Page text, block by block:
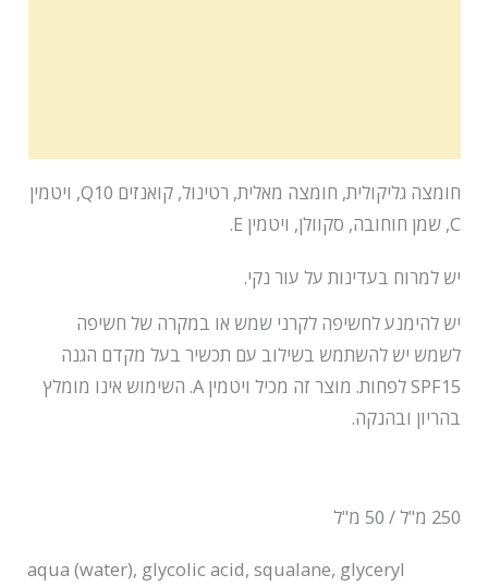
חומצה גליקולית, חומצה מאלית, רטינול, קואנזים Q10, ויטמין
C, שמן חוחובה, סקוולן, ויטמין E.
יש למרוח בעדינות על עור נקי.
יש להימנע לחשיפה לקרני שמש או במקרה של חשיפה
לשמש יש להשתמש בשילוב עם תכשיר בעל מקדם הגנה
SPF15 לפחות. מוצר זה מכיל ויטמין A. השימוש אינו מומלץ
בהריון ובהנקה.
250 מ"ל / 50 מ"ל
aqua (water), glycolic acid, squalane, glyceryl